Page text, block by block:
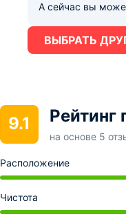
А сейчас вы
ВЫБРАТЬ
9.1 Рейтинг
на основе 5
Расположение
Чистота